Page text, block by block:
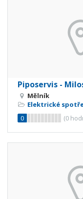
Piposervis -
Mělník
Elektrické
0
(0